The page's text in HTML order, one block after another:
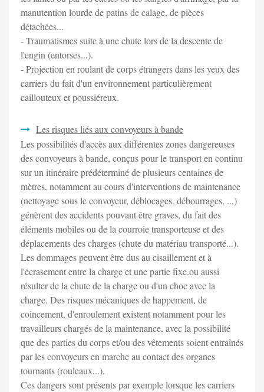
manutention lourde de patins de calage, de pièces
détachées...
- Traumatismes suite à une chute lors de la descente de
l'engin (entorses...).
- Projection en roulant de corps étrangers dans les yeux des
carriers du fait d'un environnement particulièrement
caillouteux et poussiéreux.
Les risques liés aux convoyeurs à bande
Les possibilités d'accès aux différentes zones dangereuses
des convoyeurs à bande, conçus pour le transport en continu
sur un itinéraire prédéterminé de plusieurs centaines de
mètres, notamment au cours d'interventions de maintenance
(nettoyage sous le convoyeur, déblocages, débourrages, ...)
génèrent des accidents pouvant être graves, du fait des
éléments mobiles ou de la courroie transporteuse et des
déplacements des charges (chute du matériau transporté...).
Les dommages peuvent être dus au cisaillement et à
l'écrasement entre la charge et une partie fixe.ou aussi
résulter de la chute de la charge ou d'un choc avec la
charge. Des risques mécaniques de happement, de
coincement, d'enroulement existent notamment pour les
travailleurs chargés de la maintenance, avec la possibilité
que des parties du corps et/ou des vêtements soient entraînés
par les convoyeurs en marche au contact des organes
tournants (rouleaux...).
Ces dangers sont présents par exemple lorsque les carriers